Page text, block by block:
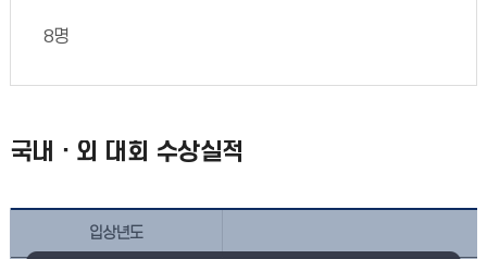
8명
국내ㆍ외 대회 수상실적
입상년도